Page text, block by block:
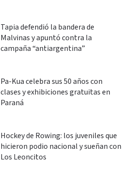
Tapia defendió la bandera de
Malvinas y apuntó contra la
campaña “antiargentina”
Pa-Kua celebra sus 50 años con
clases y exhibiciones gratuitas en
Paraná
Hockey de Rowing: los juveniles que
hicieron podio nacional y sueñan con
Los Leoncitos